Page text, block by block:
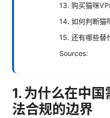
13. 购买猫咪
14. 如何判断猫
15. 还有哪些替
Sources:
1. 为什么在中
法合规的边界